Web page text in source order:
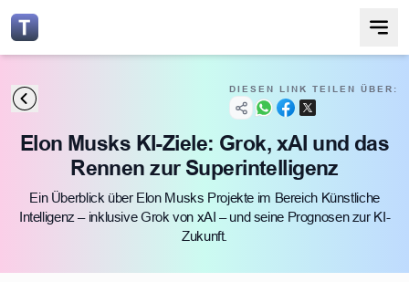
DIESEN LINK TEILEN ÜBER:
Elon Musks KI-Ziele: Grok, xAI und das
Rennen zur Superintelligenz
Ein Überblick über Elon Musks Projekte im Bereich Künstliche
Intelligenz – inklusive Grok von xAI – und seine Prognosen zur KI-
Zukunft.